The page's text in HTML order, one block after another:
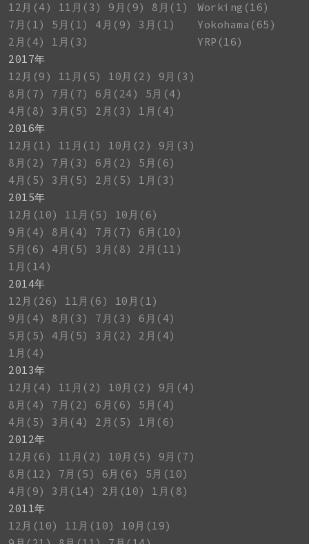
12月(4)
11月(3) 9月(9)
8月(1)
7月(1)
5月(1) 4月(9)
3月(1)
2月(4)
1月(3)
2017年
12月(9)
11月(5) 10月(2)
9月(3)
8月(7)
7月(7) 6月(24)
5月(4)
4月(8)
3月(5) 2月(3)
1月(4)
2016年
12月(1)
11月(1) 10月(2)
9月(3)
8月(2)
7月(3) 6月(2)
5月(6)
4月(5)
3月(5) 2月(5)
1月(3)
2015年
12月(10)
11月(5)
10月(6)
9月(4)
8月(4) 7月(7)
6月(10)
5月(6)
4月(5) 3月(8)
2月(11)
1月(14)
2014年
12月(26)
11月(6)
10月(1)
9月(4)
8月(3) 7月(3)
6月(4)
5月(5)
4月(5) 3月(2)
2月(4)
1月(4)
2013年
12月(4)
11月(2) 10月(2)
9月(4)
8月(4)
7月(2) 6月(6)
5月(4)
4月(5)
3月(4) 2月(5)
1月(6)
2012年
12月(6)
11月(2) 10月(5)
9月(7)
8月(12)
7月(5) 6月(6)
5月(10)
4月(9)
3月(14) 2月(10)
1月(8)
2011年
12月(10)
11月(10)
10月(19)
Working(16)
Yokohama(65)
YRP(16)